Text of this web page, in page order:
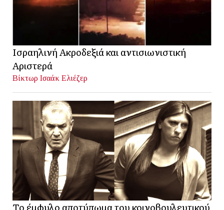
Ισραηλινή Ακροδεξιά και αντισιωνιστική
Αριστερά
Βίκτωρ Ισαάκ Ελιέζερ
Το έμφυλο αποτύπωμα του κοινοβουλευτικού